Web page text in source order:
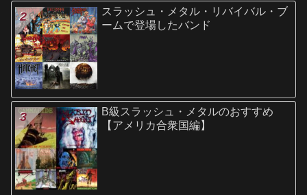
スラッシュ・メタル・リバイバル・ブ
ームで登場したバンド
B級スラッシュ・メタルのおすすめ
【アメリカ合衆国編】